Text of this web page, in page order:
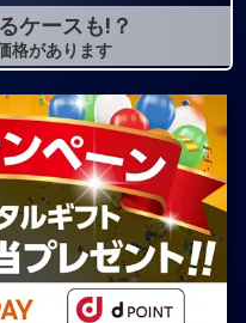
ケースも!？
格があります